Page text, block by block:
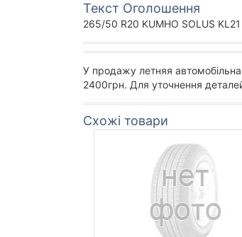
Текст Оголошення
265/50 R20 KUMHO SOLUS
У продажу летняя
2400грн. Для уточнення
Схожі товари